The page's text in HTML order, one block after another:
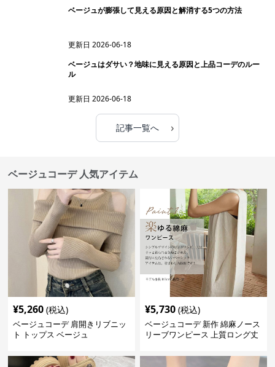
ベージュが膨張して見える原因と解消する5つの方法
更新日2026-06-18
ベージュはダサい？地味に見える原因と上品コーデのルー
ル
更新日2026-06-18
記事一覧へ ›
ベージュコーデ 人気アイテム
¥5,260 (税込)
ベージュコーデ 肩開きリブニッ
ト トップス ベージュ
¥5,730 (税込)
ベージュコーデ 新作 綿麻ノース
リーブワンピース 上質ロング丈